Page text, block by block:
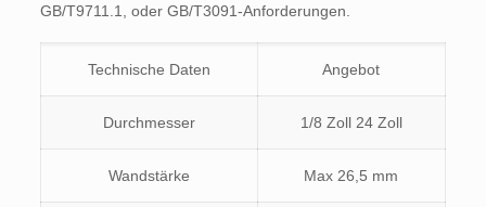
GB/T9711.1, oder GB/T3091-Anforderungen.
Technische Daten Angebot
Durchmesser 1/8 Zoll 24 Zoll
Wandstärke Max 26,5 mm